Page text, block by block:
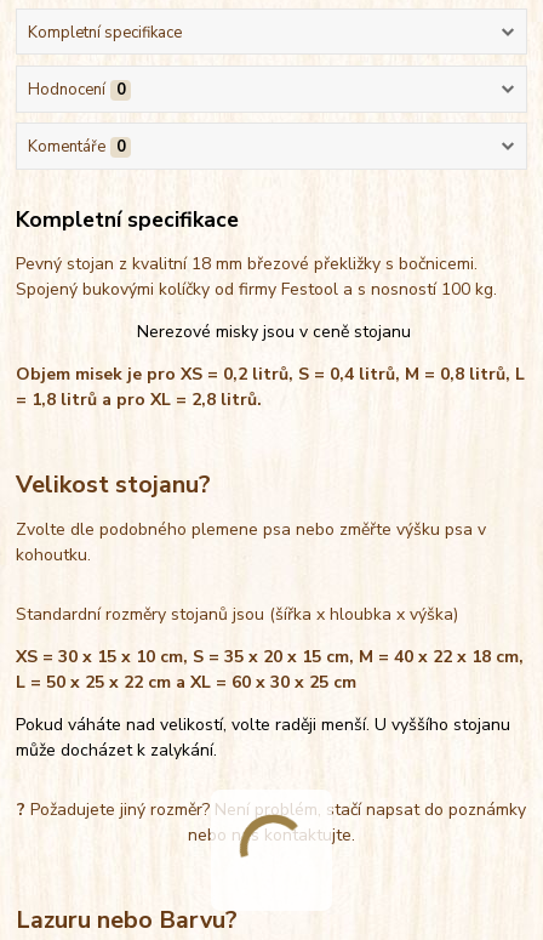
Kompletní specifikace
Hodnocení 0
Komentáře 0
Kompletní specifikace
Pevný stojan z kvalitní 18 mm březové překližky s bočnicemi.
Spojený bukovými kolíčky od firmy Festool a s nosností 100 kg.
Nerezové misky jsou v ceně stojanu
Objem misek je pro XS = 0,2 litrů, S = 0,4 litrů, M = 0,8 litrů, L
= 1,8 litrů a pro XL = 2,8 litrů.
Velikost stojanu?
Zvolte dle podobného plemene psa nebo změřte výšku psa v
kohoutku.
Standardní rozměry stojanů jsou (šířka x hloubka x výška)
XS = 30 x 15 x 10 cm, S = 35 x 20 x 15 cm, M = 40 x 22 x 18 cm,
L = 50 x 25 x 22 cm a XL = 60 x 30 x 25 cm
Pokud váháte nad velikostí, volte raději menší. U vyššího stojanu
může docházet k zalykání.
? Požadujete jiný rozměr? Není problém, stačí napsat do poznámky
nebo nás kontaktujte.
Lazuru nebo Barvu?